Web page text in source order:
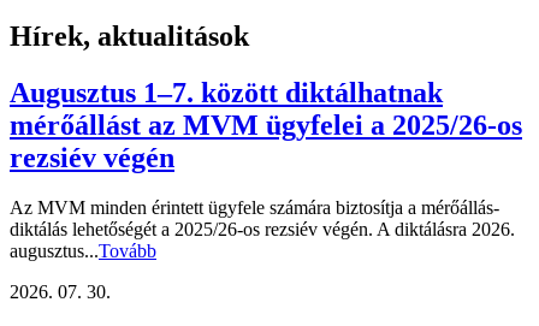
Hírek, aktualitások
Augusztus 1–7. között diktálhatnak
mérőállást az MVM ügyfelei a 2025/26-os
rezsiév végén
Az MVM minden érintett ügyfele számára biztosítja a mérőállás-
diktálás lehetőségét a 2025/26-os rezsiév végén. A diktálásra 2026.
augusztus...Tovább
2026. 07. 30.